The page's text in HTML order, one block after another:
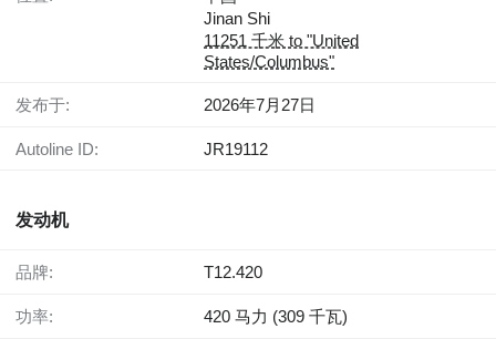
Jinan Shi
11251 千米 to "United
States/Columbus"
发布于: 2026年7月27日
Autoline ID: JR19112
发动机
品牌: T12.420
功率: 420 马力 (309 千瓦)